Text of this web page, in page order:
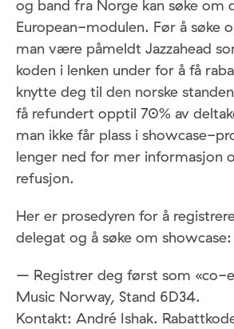
og band fra Norge kan søke om
European-modulen. Før å søke
man være påmeldt Jazzahead
koden i lenken under for å få
knytte deg til den norske
få refundert opptil 70% av
man ikke får plass i showcase-
lenger ned for mer informasjon
refusjon.
Her er prosedyren for å
delegat og å søke om showcase:
– Registrer deg først som «co-
Music Norway, Stand 6D34.
Kontakt: André Ishak.